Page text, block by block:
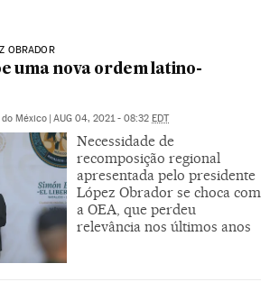
OBRADOR
uma nova ordem latino-
México | AUG 04, 2021 - 08:32 EDT
Necessidade de
recomposição regional
apresentada pelo presidente
López Obrador se choca com
a OEA, que perdeu
relevância nos últimos anos